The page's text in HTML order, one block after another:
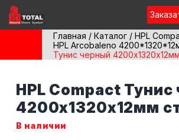
Главная / Каталог / HPL
HPL Arcobaleno
Тунис черный
HPL Compact
4200х1320х12мм
В наличии